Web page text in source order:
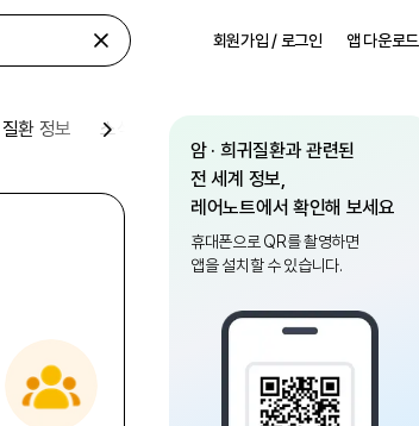
회원가입 / 로그인 앱 다운로드
질환 정보 소식
암 · 희귀질환과 관련된
전 세계 정보,
레어노트에서 확인해 보세요
휴대폰으로 QR를 촬영하면
앱을 설치할 수 있습니다.